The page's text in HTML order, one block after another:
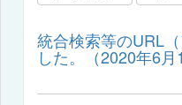
統合検索等のURL
した。（2020年6月